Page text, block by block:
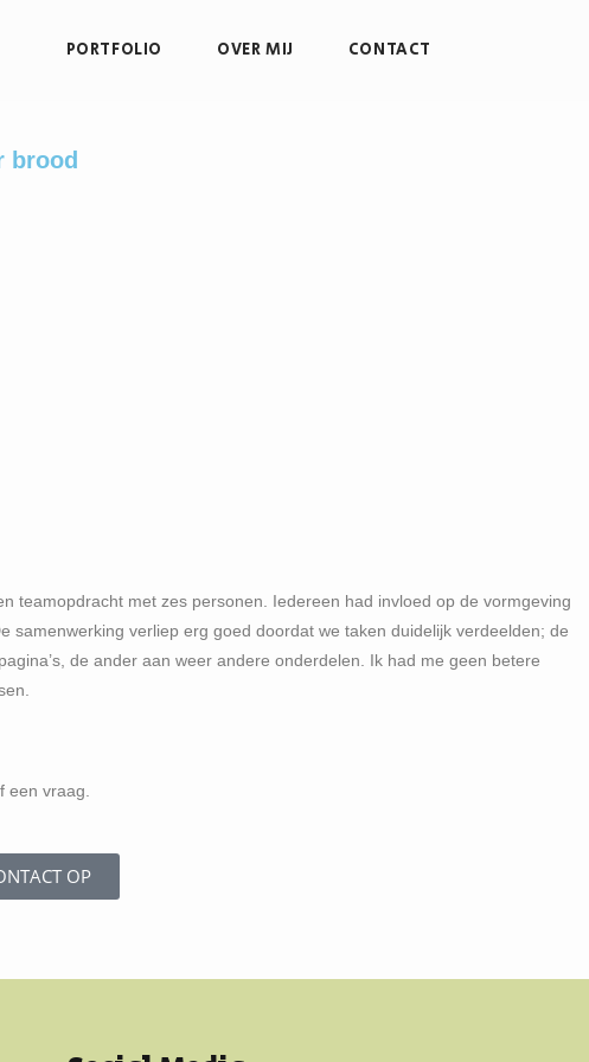
PORTFOLIO OVER MIJ CONTACT
brood
teamopdracht met zes personen. Iedereen had invloed op de vormgeving
samenwerking verliep erg goed doordat we taken duidelijk verdeelden; de
de ander aan weer andere onderdelen. Ik had me geen betere
een vraag.
OP